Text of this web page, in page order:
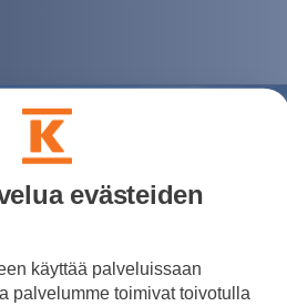
evästeiden
käyttää palveluissaan
palvelumme toimivat toivotulla